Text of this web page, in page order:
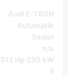
Audi E-TRON
Automatik
Sedan
n/a
313 Hp 230 kW
5